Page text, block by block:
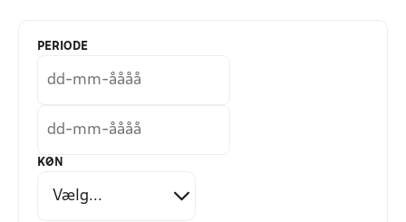
PERIODE
KØN